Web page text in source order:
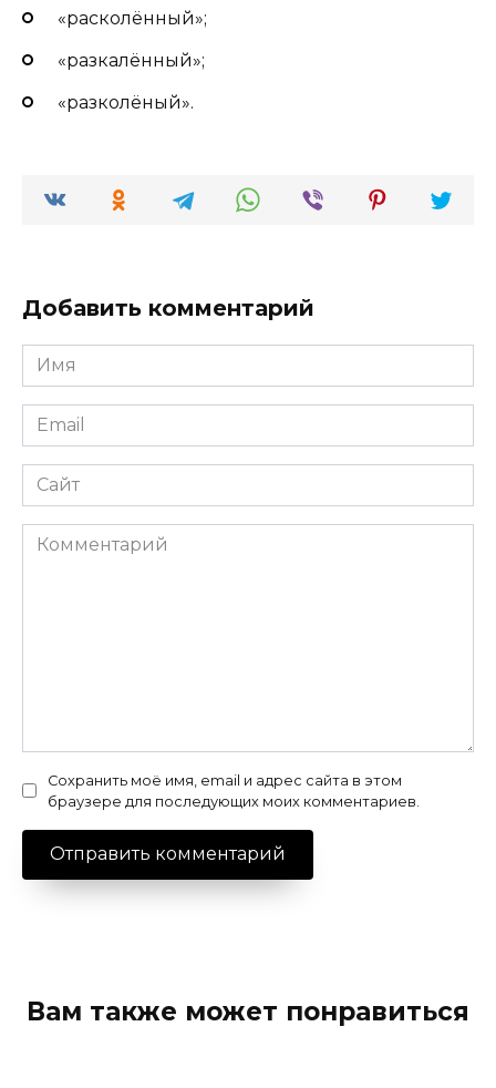
«расколённый»;
«разкалённый»;
«разколёный».
Добавить комментарий
Имя
*
Email
*
Сайт
Комментарий
Сохранить моё имя, email и адрес сайта в этом
браузере для последующих моих комментариев.
Вам также может понравиться